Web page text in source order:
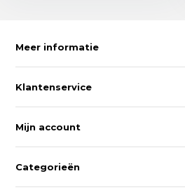
Meer informatie
Klantenservice
Mijn account
Categorieën